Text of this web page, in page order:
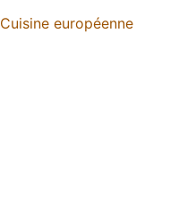
Cuisine européenne